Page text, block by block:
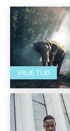
VRIJE TIJD